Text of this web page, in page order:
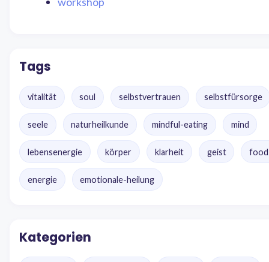
Tags
vitalität soul selbstvertrauen selbstfürsorge
seele naturheilkunde mindful-eating mind
lebensenergie körper klarheit geist
energie emotionale-heilung
Kategorien